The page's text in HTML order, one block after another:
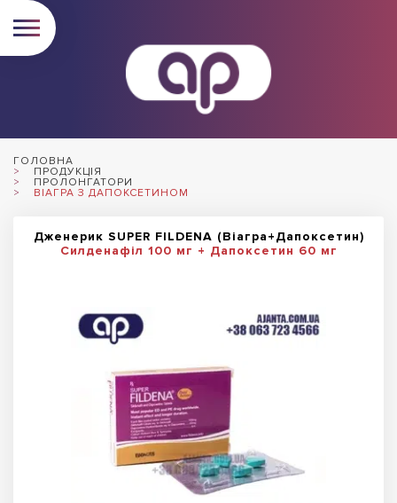
ГОЛОВНА
ПРОДУКЦІЯ
ПРОЛОНГАТОРИ
ВІАГРА З ДАПОКСЕТИНОМ
Дженерик SUPER FILDENA (Віагра+Дапоксетин)
Силденафіл 100 мг + Дапоксетин 60 мг